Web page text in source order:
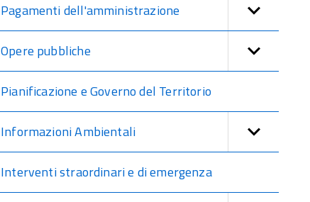
Pagamenti dell'amministrazione
Opere pubbliche
Pianificazione e Governo del Territorio
Informazioni Ambientali
Interventi straordinari e di emergenza